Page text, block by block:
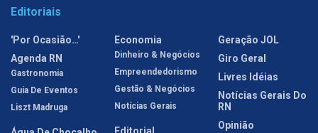
Editoriais
'Por Ocasião…'
Agenda RN
Gastronomia
Guia De Eventos
Liszt Madruga
Economia
Dinheiro & Negócios
Empreendedorismo
Gestão & Negócios
Notícias Gerais
Editorial
Geração JOL
Giro Geral
Livres Idéias
Notícias Gerais Do
RN
Opinião